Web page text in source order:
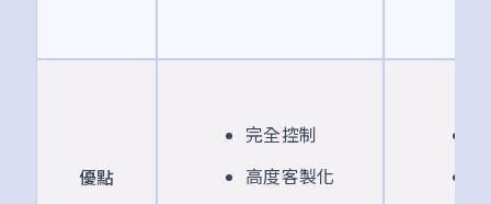
優點
完全控制
高度客製化